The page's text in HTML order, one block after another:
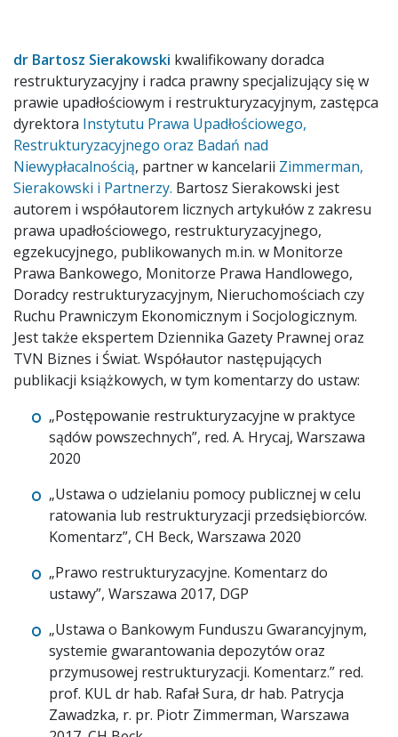
dr Bartosz Sierakowski kwalifikowany doradca
restrukturyzacyjny i radca prawny specjalizujący się w
prawie upadłościowym i restrukturyzacyjnym, zastępca
dyrektora Instytutu Prawa Upadłościowego,
Restrukturyzacyjnego oraz Badań nad
Niewypłacalnością, partner w kancelarii Zimmerman,
Sierakowski i Partnerzy. Bartosz Sierakowski jest
autorem i współautorem licznych artykułów z zakresu
prawa upadłościowego, restrukturyzacyjnego,
egzekucyjnego, publikowanych m.in. w Monitorze
Prawa Bankowego, Monitorze Prawa Handlowego,
Doradcy restrukturyzacyjnym, Nieruchomościach czy
Ruchu Prawniczym Ekonomicznym i Socjologicznym.
Jest także ekspertem Dziennika Gazety Prawnej oraz
TVN Biznes i Świat. Współautor następujących
publikacji książkowych, w tym komentarzy do ustaw:
„Postępowanie restrukturyzacyjne w praktyce
sądów powszechnych”, red. A. Hrycaj, Warszawa
2020
„Ustawa o udzielaniu pomocy publicznej w celu
ratowania lub restrukturyzacji przedsiębiorców.
Komentarz”, CH Beck, Warszawa 2020
„Prawo restrukturyzacyjne. Komentarz do
ustawy”, Warszawa 2017, DGP
„Ustawa o Bankowym Funduszu Gwarancyjnym,
systemie gwarantowania depozytów oraz
przymusowej restrukturyzacji. Komentarz.” red.
prof. KUL dr hab. Rafał Sura, dr hab. Patrycja
Zawadzka, r. pr. Piotr Zimmerman, Warszawa